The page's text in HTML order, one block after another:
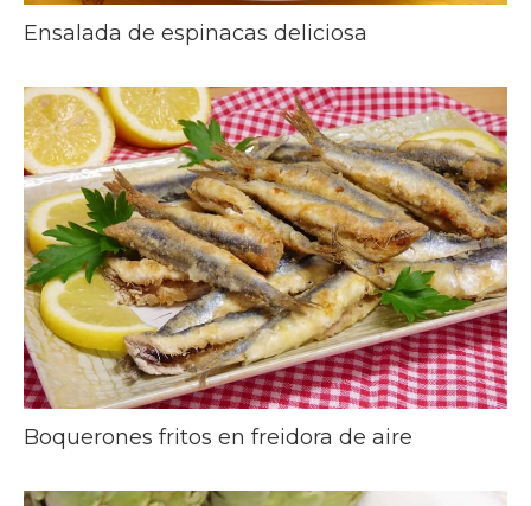
Ensalada de espinacas deliciosa
Boquerones fritos en freidora de aire